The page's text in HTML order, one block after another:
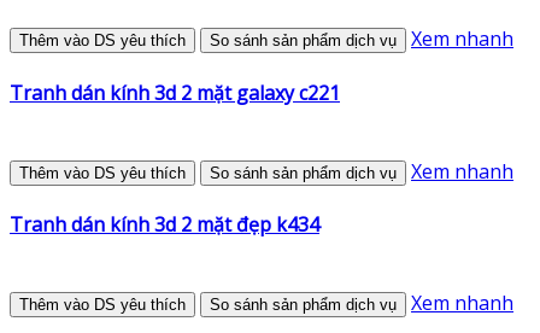
Thêm vào DS yêu thích So sánh sản phẩm dịch vụ Xem nhanh
Tranh dán kính 3d 2 mặt galaxy c221
Thêm vào DS yêu thích So sánh sản phẩm dịch vụ Xem nhanh
Tranh dán kính 3d 2 mặt đẹp k434
Thêm vào DS yêu thích So sánh sản phẩm dịch vụ Xem nhanh